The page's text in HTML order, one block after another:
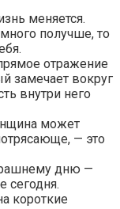
меняется.
получше, то
отражение
замечает вокруг
внутри него
может
— это
дню —
сегодня.
короткие